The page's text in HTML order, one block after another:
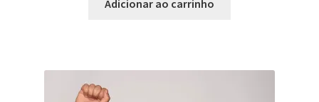
Adicionar ao carrinho